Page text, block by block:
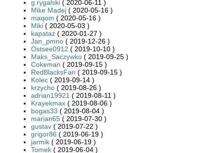
g.rygalski ( 2020-06-11 )
Mike Madej ( 2020-05-16 )
maqom ( 2020-05-16 )
Miki ( 2020-05-03 )
kapataz ( 2020-01-27 )
Jan_pmno ( 2019-12-26 )
Ostsee0912 ( 2019-10-10 )
Maks_Saczywko ( 2019-09-25 )
Cokeman ( 2019-09-15 )
RedBlacksFan ( 2019-09-15 )
Kolec ( 2019-09-14 )
krzycho ( 2019-08-26 )
adrian19921 ( 2019-08-11 )
Krayekmax ( 2019-08-06 )
bogas33 ( 2019-08-04 )
marian65 ( 2019-07-30 )
gustav ( 2019-07-22 )
grigor86 ( 2019-06-19 )
jarmik ( 2019-06-19 )
Tomek ( 2019-06-04 )